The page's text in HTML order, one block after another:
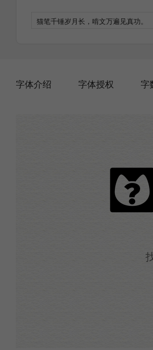
字体介绍 字体授权 字